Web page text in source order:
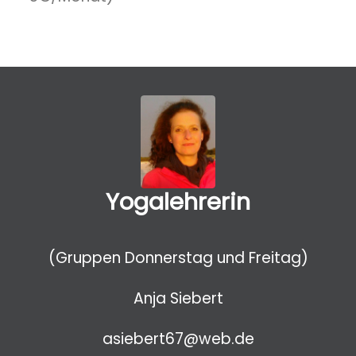
Yogalehrerin
(Gruppen Donnerstag und Freitag)
Anja Siebert
asiebert67@web.de